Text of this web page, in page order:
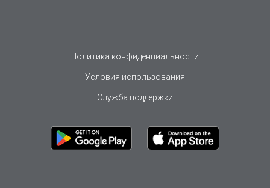
Политика конфиденциальности
Условия использования
Служба поддержки